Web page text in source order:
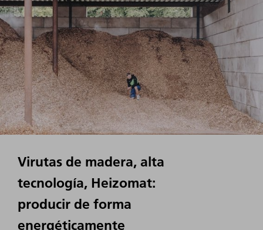
Virutas de madera, alta
tecnología, Heizomat:
producir de forma
energéticamente